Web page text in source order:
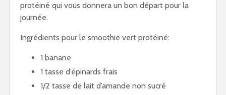
protéiné qui vous donnera un bon départ pour la
journée.
Ingrédients pour le smoothie vert protéiné:
1 banane
1 tasse d’épinards frais
1/2 tasse de lait d’amande non sucré